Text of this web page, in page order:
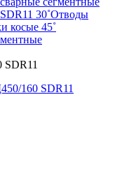
30˚Отводы
косые 45˚